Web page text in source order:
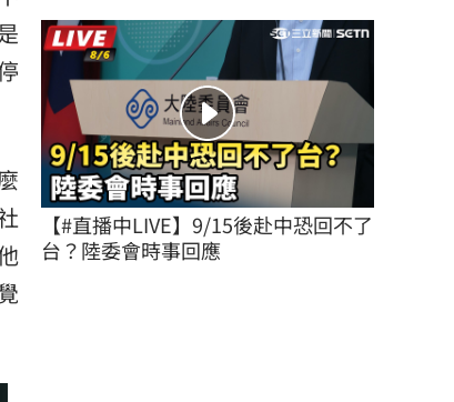
【#直播中LIVE】9/15後赴中恐回不了
台？陸委會時事回應